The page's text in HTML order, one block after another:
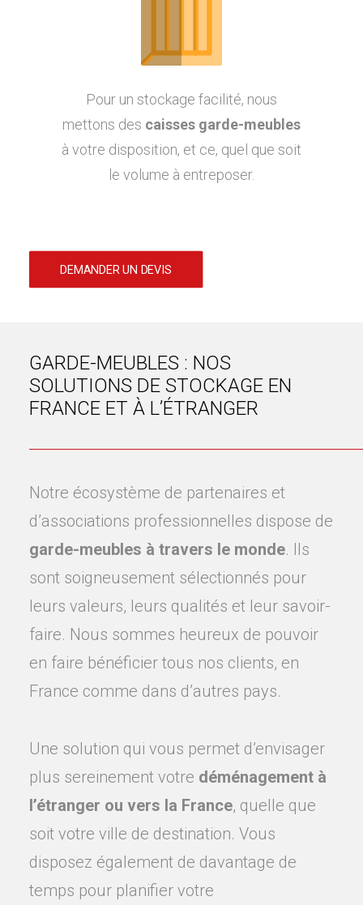
Pour un stockage facilité, nous
mettons des caisses garde-meubles
à votre disposition, et ce, quel que soit
le volume à entreposer.
DEMANDER UN DEVIS
GARDE-MEUBLES : NOS
SOLUTIONS DE STOCKAGE EN
FRANCE ET À L’ÉTRANGER
Notre écosystème de partenaires et
d’associations professionnelles dispose de
garde-meubles à travers le monde. Ils
sont soigneusement sélectionnés pour
leurs valeurs, leurs qualités et leur savoir-
faire. Nous sommes heureux de pouvoir
en faire bénéficier tous nos clients, en
France comme dans d’autres pays.
Une solution qui vous permet d’envisager
plus sereinement votre déménagement à
l’étranger ou vers la France, quelle que
soit votre ville de destination. Vous
disposez également de davantage de
temps pour planifier votre